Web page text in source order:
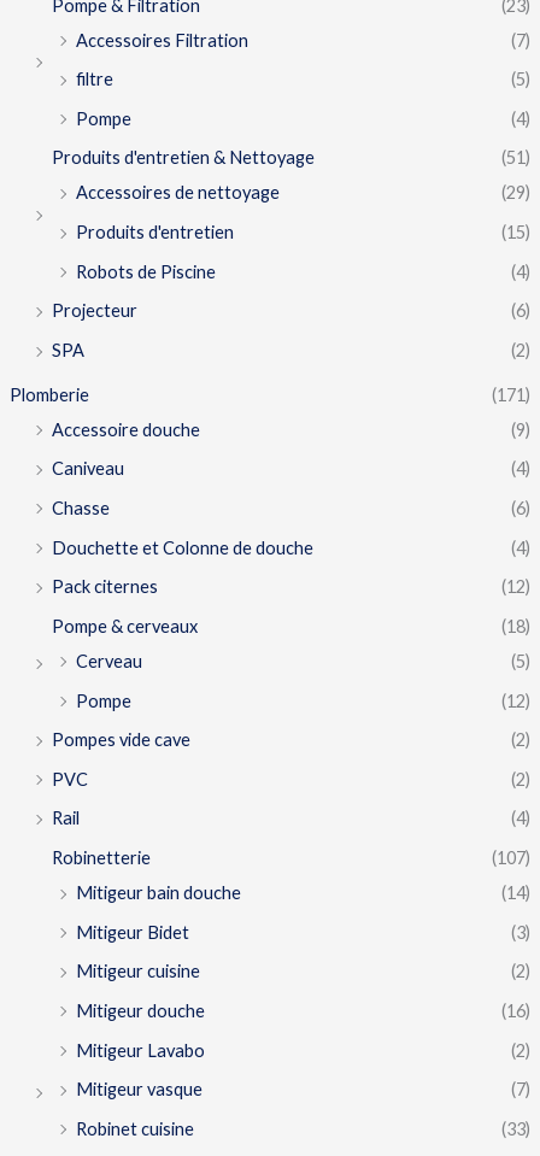
Pompe & Filtration
(23)
Accessoires Filtration
(7)
filtre
(5)
Pompe
(4)
Produits d'entretien & Nettoyage
(51)
Accessoires de nettoyage
(29)
Produits d'entretien
(15)
Robots de Piscine
(4)
Projecteur
(6)
SPA
(2)
Plomberie
(171)
Accessoire douche
(9)
Caniveau
(4)
Chasse
(6)
Douchette et Colonne de douche
(4)
Pack citernes
(12)
Pompe & cerveaux
(18)
Cerveau
(5)
Pompe
(12)
Pompes vide cave
(2)
PVC
(2)
Rail
(4)
Robinetterie
(107)
Mitigeur bain douche
(14)
Mitigeur Bidet
(3)
Mitigeur cuisine
(2)
Mitigeur douche
(16)
Mitigeur Lavabo
(2)
Mitigeur vasque
(7)
Robinet cuisine
(33)